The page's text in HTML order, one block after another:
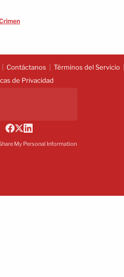
Contáctanos
Términos del Servicio
de Privacidad
My Personal Information